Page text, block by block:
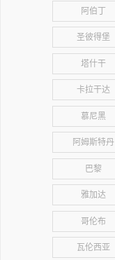
阿伯丁
圣彼得堡
塔什干
卡拉干达
慕尼黑
阿姆斯特丹
巴黎
雅加达
哥伦布
瓦伦西亚